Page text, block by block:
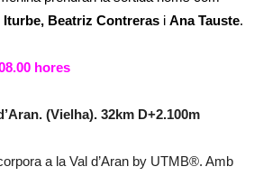
Beatriz Contreras i Ana Tauste.
hores
(Vielha). 32km D+2.100m
a la Val d’Aran by UTMB®. Amb